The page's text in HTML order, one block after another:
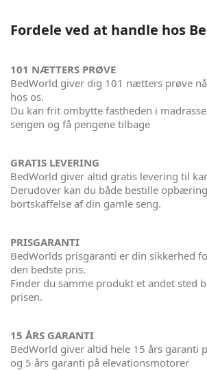
Fordele ved at handle hos
101 NÆTTERS PRØVE
BedWorld giver dig 101 nætters prøve
hos os.
Du kan frit ombytte fastheden i
sengen og få pengene tilbage
GRATIS LEVERING
BedWorld giver altid gratis levering til
Derudover kan du både bestille
bortskaffelse af din gamle seng.
PRISGARANTI
BedWorlds prisgaranti er din sikkerhed
den bedste pris.
Finder du samme produkt et andet sted
prisen.
15 ÅRS GARANTI
BedWorld giver altid hele 15 års garanti
og 5 års garanti på elevationsmotorer